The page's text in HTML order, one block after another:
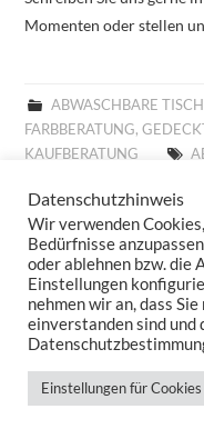
Momenten oder stellen
ABWASCHBARE
FARBBERATUNG,
KAUFBERATUNG
ABTROCKENTÜCHER
ABWASCHBARE
ABWASCHBARES
ABWASCHTUCH SANDER
ABWISCHBARE
ABWISCHBARE
ABWISCHBARES
ALLROUND BASKET
WEIHNACHTEN,
Datenschutzhinweis
Wir verwenden
Bedürfnisse
oder ablehnen bzw. die
Einstellungen
nehmen wir an, dass
einverstanden sind und
Einstellungen für Cookies